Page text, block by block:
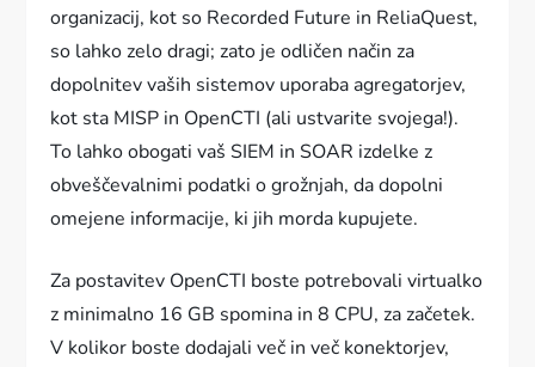
organizacij, kot so Recorded Future in ReliaQuest,
so lahko zelo dragi; zato je odličen način za
dopolnitev vaših sistemov uporaba agregatorjev,
kot sta MISP in OpenCTI (ali ustvarite svojega!).
To lahko obogati vaš SIEM in SOAR izdelke z
obveščevalnimi podatki o grožnjah, da dopolni
omejene informacije, ki jih morda kupujete.
Za postavitev OpenCTI boste potrebovali virtualko
z minimalno 16 GB spomina in 8 CPU, za začetek.
V kolikor boste dodajali več in več konektorjev,